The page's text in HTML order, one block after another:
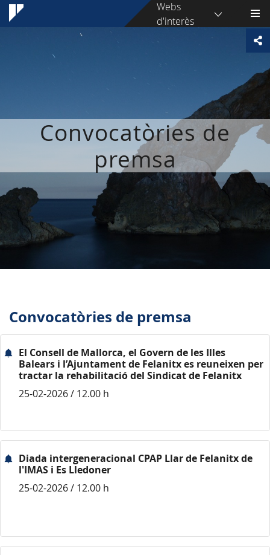
Webs
d'interès
Convocatòries de
premsa
Convocatòries de premsa
El Consell de Mallorca, el Govern de les Illes
Balears i l’Ajuntament de Felanitx es reuneixen per
tractar la rehabilitació del Sindicat de Felanitx
25-02-2026 / 12.00 h
Diada intergeneracional CPAP Llar de Felanitx de
l'IMAS i Es Lledoner
25-02-2026 / 12.00 h